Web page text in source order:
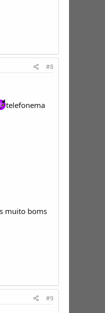
#8
telefonema
muito boms
#9